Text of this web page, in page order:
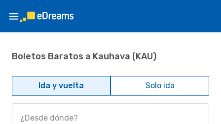
Boletos Baratos a Kauhava (KAU)
Ida y vuelta Solo ida
¿Desde dónde?